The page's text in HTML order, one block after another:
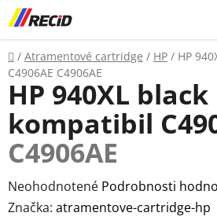
Prejsť
na
obsah
Domov
/ Atramentové cartridge / HP / HP
C4906AE C4906AE
HP 940XL black
kompatibil
C4906AE
Priemerné
hodnotenie
Neohodnotené Podrobnosti
Značka: atramentove-cartridge-hp